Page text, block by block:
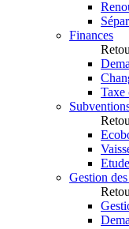
Finances
Taxe
Gestion